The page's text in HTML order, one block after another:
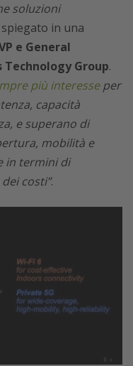
soluzioni
in una
e General
Technology Group.
più interesseper
capacità
e superano di
mobilità e
in termini di
costi”.